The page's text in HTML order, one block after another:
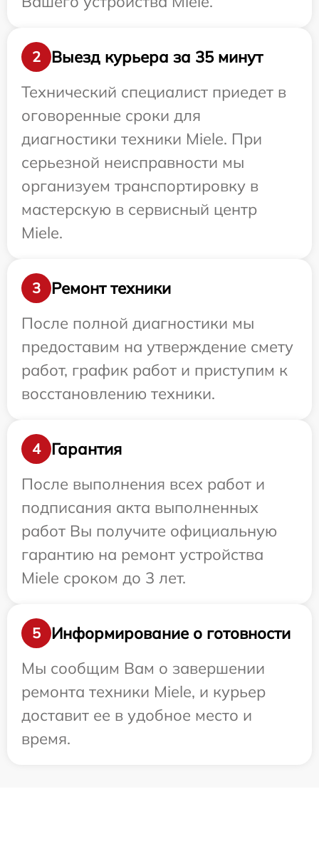
2
Выезд курьера за 35 минут
Технический специалист приедет в
оговоренные сроки для
диагностики техники Miele. При
серьезной неисправности мы
организуем транспортировку в
мастерскую в сервисный центр
Miele.
3
Ремонт техники
После полной диагностики мы
предоставим на утверждение смету
работ, график работ и приступим к
восстановлению техники.
4
Гарантия
После выполнения всех работ и
подписания акта выполненных
работ Вы получите официальную
гарантию на ремонт устройства
Miele сроком до 3 лет.
5
Информирование о готовности
Мы сообщим Вам о завершении
ремонта техники Miele, и курьер
доставит ее в удобное место и
время.